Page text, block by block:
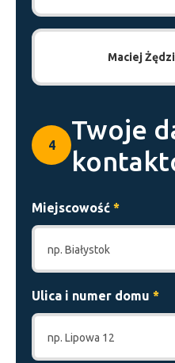
Maciej
4
Twoje
Miejscowość *
Ulica i numer domu *